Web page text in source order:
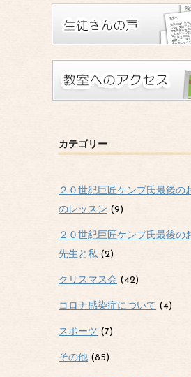
カテゴリー
２０世紀巨匠ケンプ氏最後の
のレッスン (9)
２０世紀巨匠ケンプ氏最後の
先生と私 (2)
クリスマス会 (42)
コロナ感染症について (4)
スポーツ (7)
その他 (85)